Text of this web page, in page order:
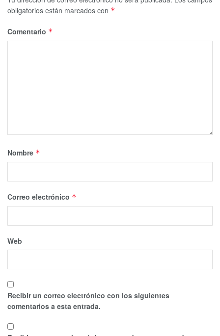
obligatorios están marcados con *
Comentario *
Nombre *
Correo electrónico *
Web
Recibir un correo electrónico con los siguientes
comentarios a esta entrada.